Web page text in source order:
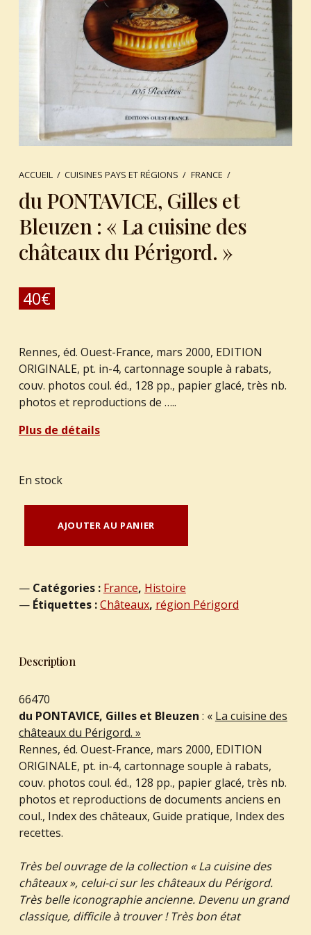
ACCUEIL / CUISINES PAYS ET RÉGIONS / FRANCE /
du PONTAVICE, Gilles et
Bleuzen : « La cuisine des
châteaux du Périgord. »
40€
Rennes, éd. Ouest-France, mars 2000, EDITION
ORIGINALE, pt. in-4, cartonnage souple à rabats,
couv. photos coul. éd., 128 pp., papier glacé, très nb.
photos et reproductions de …..
Plus de détails
En stock
AJOUTER AU PANIER
Catégories : France, Histoire
Étiquettes :Châteaux, région Périgord
Description
66470
du PONTAVICE, Gilles et Bleuzen : « La cuisine des
châteaux du Périgord. »
Rennes, éd. Ouest-France, mars 2000, EDITION
ORIGINALE, pt. in-4, cartonnage souple à rabats,
couv. photos coul. éd., 128 pp., papier glacé, très nb.
photos et reproductions de documents anciens en
coul., Index des châteaux, Guide pratique, Index des
recettes.
Très bel ouvrage de la collection « La cuisine des
châteaux », celui-ci sur les châteaux du Périgord.
Très belle iconographie ancienne. Devenu un grand
classique, difficile à trouver ! Très bon état